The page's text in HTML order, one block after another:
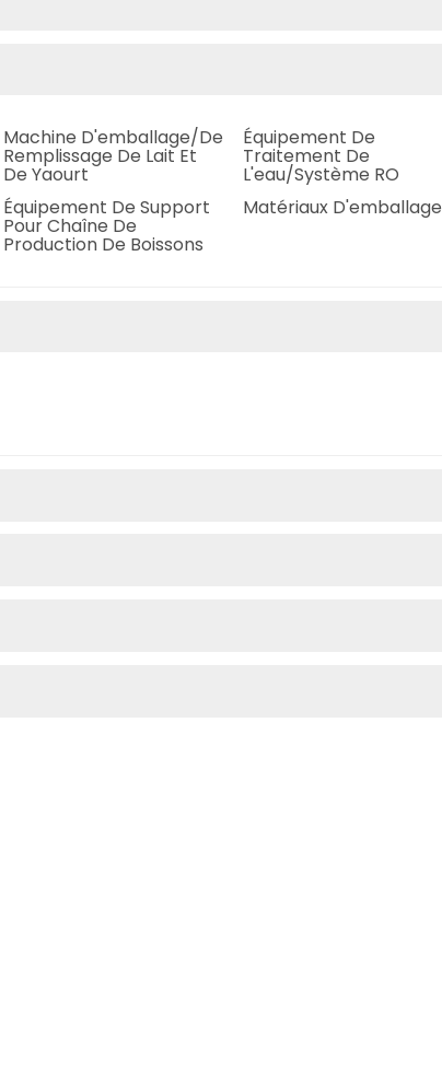
Machine D'emballage/de
Remplissage De Lait Et
De Yaourt
Équipement De
Traitement De
L'eau/système RO
Équipement De Support
Pour Chaîne De
Production De Boissons
Matériaux D'emballage